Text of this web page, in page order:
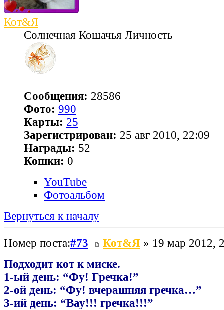
Кот&Я
Солнечная Кошачья Личность
Сообщения: 28586
Фото: 990
Карты: 25
Зарегистрирован: 25 авг 2010, 22:09
Награды: 52
Кошки: 0
YouTube
Фотоальбом
Вернуться к началу
Номер поста:#73 Кот&Я » 19 мар 2012,
Подходит кот к миске.
1-ый день: “Фу! Гречка!”
2-ой день: “Фу! вчерашняя гречка…”
3-ий день: “Вау!!! гречка!!!”